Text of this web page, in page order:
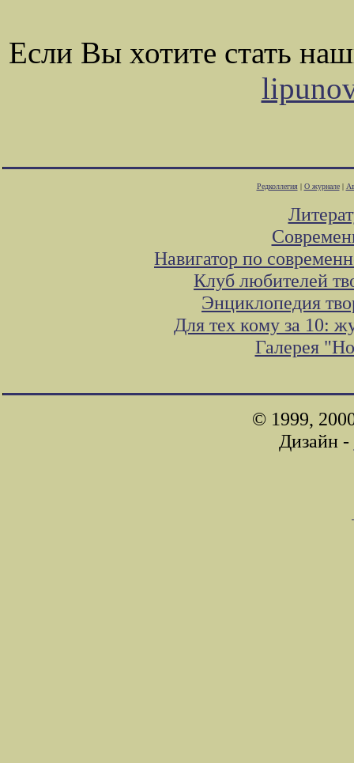
Если Вы хотите стать
Редколлегия| О журнале|
Навигатор по
Клуб любителей
Энциклопедия
Для тех кому за 10:
Галерея
© 1999,
Дизайн -